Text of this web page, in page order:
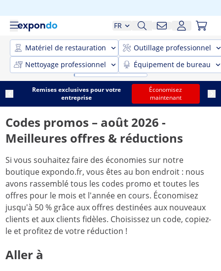
FR
Matériel de restauration
Outillage professionnel
Nettoyage professionnel
Équipement de bureau
Remises exclusives pour votre
entreprise
Économisez
maintenant
Codes promos – août 2026 -
Meilleures offres & réductions
Si vous souhaitez faire des économies sur notre
boutique expondo.fr, vous êtes au bon endroit : nous
avons rassemblé tous les codes promo et toutes les
offres pour le mois et l'année en cours. Économisez
jusqu'à 50 % grâce aux offres destinées aux nouveaux
clients et aux clients fidèles. Choisissez un code, copiez-
le et profitez de votre réduction !
Aller à